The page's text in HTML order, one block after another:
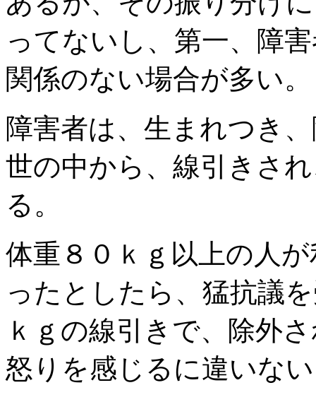
ってないし、第一、障
関係のない場合が多い。
障害者は、生まれつき
世の中から、線引きさ
る。
体重８０ｋｇ以上の人
ったとしたら、猛抗議
ｋｇの線引きで、除外
怒りを感じるに違いな